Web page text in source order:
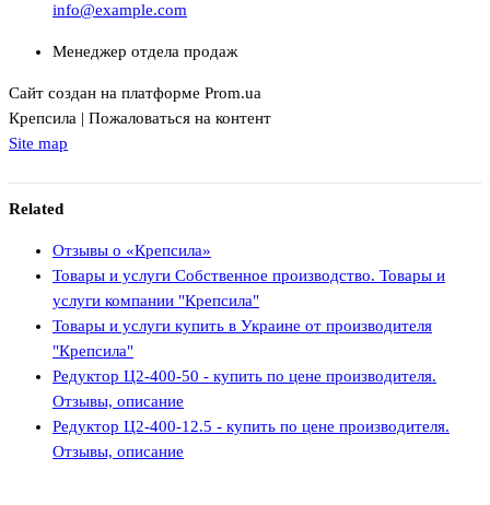
info@example.com
Менеджер отдела продаж
Сайт создан на платформе Prom.ua
Крепсила | Пожаловаться на контент
Site map
Related
Отзывы о «Крепсила»
Товары и услуги Собственное производство. Товары и
услуги компании "Крепсила"
Товары и услуги купить в Украине от производителя
"Крепсила"
Редуктор Ц2-400-50 - купить по цене производителя.
Отзывы, описание
Редуктор Ц2-400-12.5 - купить по цене производителя.
Отзывы, описание